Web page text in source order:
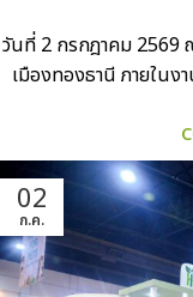
วันที่ 2 กรกฎาคม
เมืองทองธานี ภายใน
02
ก.ค.